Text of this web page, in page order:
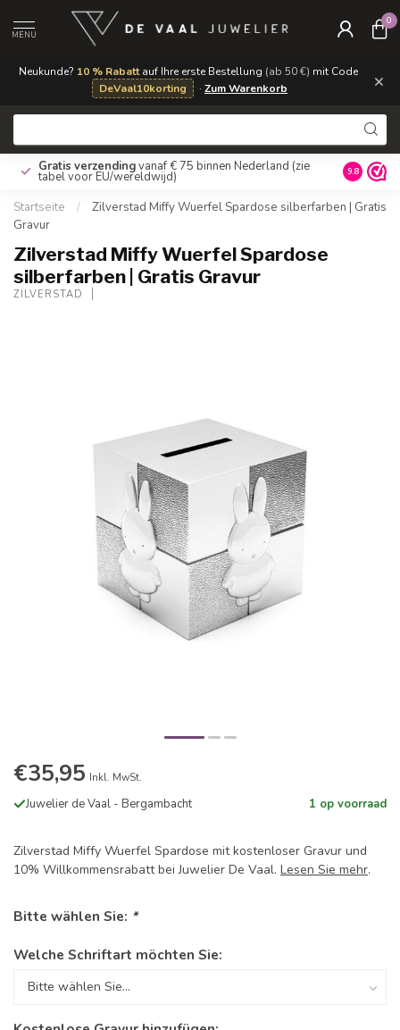
Neukunde? 10 % Rabattauf Ihre erste Bestellung (ab 50 €) mit Code
DeVaal10korting
· Zum Warenkorb ×
MENU
0
Gratis verzendingvanaf € 75 binnen Nederland (zie
tabel voor EU/wereldwijd) 9.8
Startseite /
Zilverstad Miffy Wuerfel Spardose silberfarben | Gratis
Gravur
Zilverstad Miffy Wuerfel Spardose
silberfarben | Gratis Gravur
ZILVERSTAD
€35,95 Inkl. MwSt.
Juwelier de Vaal - Bergambacht 1 op voorraad
Zilverstad Miffy Wuerfel Spardose mit kostenloser Gravur und
10% Willkommensrabatt bei Juwelier De Vaal. Lesen Sie mehr.
Bitte wählen Sie: *
Welche Schriftart möchten Sie: